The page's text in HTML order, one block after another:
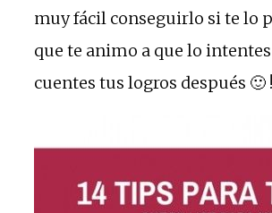
muy fácil conseguirlo si te lo
que te animo a que lo intentes
cuentes tus logros después 🙂